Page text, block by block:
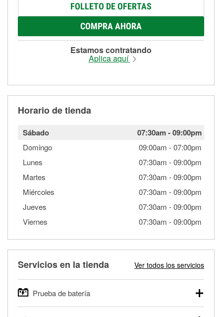
FOLLETO DE OFERTAS
COMPRA AHORA
Estamos contratando
Aplica aquí
Horario de tienda
Sábado 07:30am-09:00pm
Domingo 09:00am -07:00pm
Lunes
07:30am -09:00pm
Martes
07:30am -09:00pm
Miércoles
07:30am -09:00pm
Jueves
07:30am -09:00pm
Viernes
07:30am -09:00pm
Servicios en la tienda Ver todos los servicios
Prueba de batería